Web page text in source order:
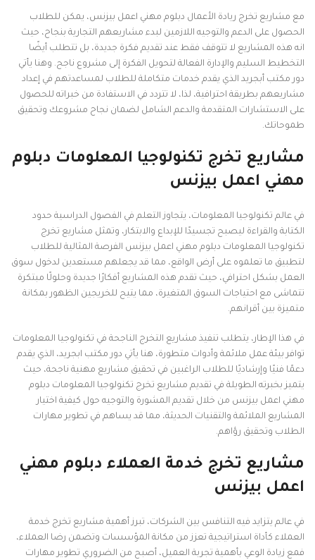
مع مشاريع تخرج ريادة الأعمال دبلوم مهني اعمل بيزنس، يمكن للطلاب
الحصول على الدعم والتوجيه اللازمين لبدء مشاريعهم التجارية بنجاح، حيث
انه هذه المشاريع لا تتوقف فقط عند تقديم فكرة جديدة، بل تتطلب أيضًا
التخطيط السليم والإدارة الفعالة لتحويل الفكرة إلى مشروع ناجح. وهنا يأتي
دور مكتب أبجريد الذي يقدم خدمات متكاملة للطلاب لمساعدتهم في إعداد
مشاريعهم بطريقة احترافية، لذا، لا تتردد في الاستفادة من خبراته للحصول
على الاستشارات المتقدمة والدعم الشامل لضمان نجاح مشروعك وتحقيق
طموحاتك.
مشاريع تخرج تكنولوجيا المعلومات دبلوم
مهني اعمل بيزنس
في عالم تكنولوجيا المعلومات، يتجاوز التعلم في الفصول الدراسية حدود
الكتابة والقراءة ليصبح تجسيدًا للإبداع والابتكار، وتمثل مشاريع تخرج
تكنولوجيا المعلومات دبلوم مهني اعمل بيزنس الفرصة المثالية للطلاب
لتطبيق ما تعلموه على أرض الواقع، مما قد يجعلهم مستعدين لدخول سوق
العمل بشكل احترافي، حيث تقدم هذه المشاريع أفكارًا جديدة وحلولًا مبتكرة
تتماشى مع احتياجات السوق المتغيرة، مما يتيح للخريجين الظهور بمكانة
متميزة بين أقرانهم.
في هذا الإطار، يتطلب تنفيذ مشاريع التخرج الناجحة في تكنولوجيا المعلومات
توافر بيئة عمل ملائمة وأدوات متطورة، هنا يأتي دور مكتب ابجريد، الذي يقدم
دعمًا فنيًا وإرشاديًا للطلاب الراغبين في تحقيق مشاريع مهنية ناجحة، حيث
يتميز بخبرته الطويلة في تقديم مشاريع تخرج تكنولوجيا المعلومات دبلوم
مهني اعمل بيزنس من خلال تقديم المشورة والتوجيه حول كيفية اختيار
المشاريع الملائمة والتقنيات الحديثة، مما قد يساهم في تطوير مهارات
الطلاب وتحقيق رؤاهم.
مشاريع تخرج خدمة العملاء دبلوم مهني
اعمل بيزنس
في عالم يتزايد فيه التنافس بين الشركات، تبرز أهمية مشاريع تخرج خدمة
العملاء كأداة استراتيجية تعزز من مكانة المؤسسات وتضمن رضا العملاء،
فمع زيادة الوعي بأهمية تجربة العميل، أصبح من الضروري تطوير مهارات